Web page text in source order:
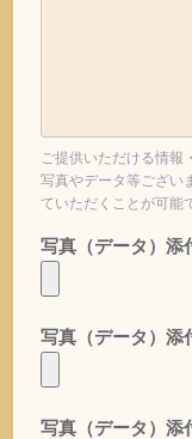
ご提供いただける情報
写真やデータ等ござい
ていただくことが可能
写真（データ）添
写真（データ）添
写真（データ）添